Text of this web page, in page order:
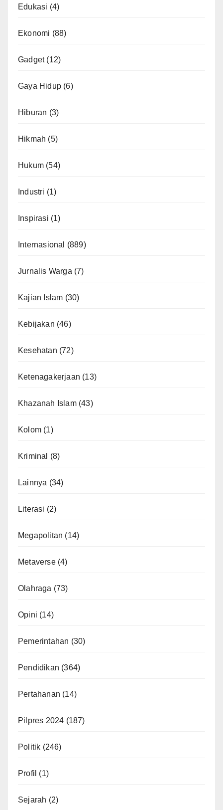
Edukasi (4)
Ekonomi (88)
Gadget(12)
Gaya Hidup (6)
Hiburan (3)
Hikmah (5)
Hukum (54)
Industri (1)
Inspirasi (1)
Internasional (889)
Jurnalis Warga (7)
Kajian Islam (30)
Kebijakan (46)
Kesehatan (72)
Ketenagakerjaan (13)
Khazanah Islam(43)
Kolom (1)
Kriminal (8)
Lainnya (34)
Literasi (2)
Megapolitan (14)
Metaverse(4)
Olahraga (73)
Opini (14)
Pemerintahan (30)
Pendidikan (364)
Pertahanan (14)
Pilpres 2024 (187)
Politik (246)
Profil (1)
Sejarah (2)